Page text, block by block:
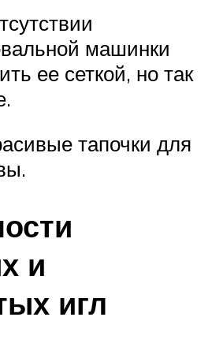
машинки
ее сеткой, но так
тапочки для
и
игл